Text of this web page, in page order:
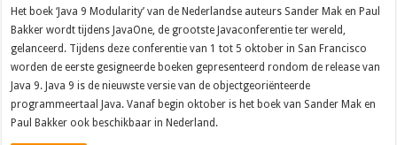
Het boek ‘Java 9 Modularity’ van de Nederlandse auteurs Sander Mak en Paul
Bakker wordt tijdens JavaOne, de grootste Javaconferentie ter wereld,
gelanceerd. Tijdens deze conferentie van 1 tot 5 oktober in San Francisco
worden de eerste gesigneerde boeken gepresenteerd rondom de release van
Java 9. Java 9 is de nieuwste versie van de objectgeoriënteerde
programmeertaal Java. Vanaf begin oktober is het boek van Sander Mak en
Paul Bakker ook beschikbaar in Nederland.